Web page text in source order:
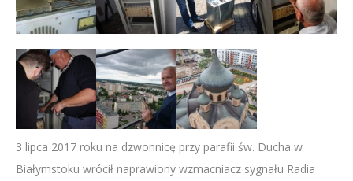
3 lipca 2017 roku na dzwonnicę przy parafii św. Ducha w
Białymstoku wrócił naprawiony wzmacniacz sygnału Radia